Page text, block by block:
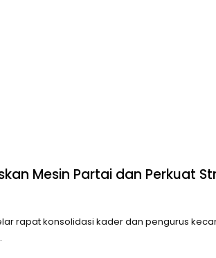
Mesin Partai dan Perkuat
rapat konsolidasi kader dan pengurus